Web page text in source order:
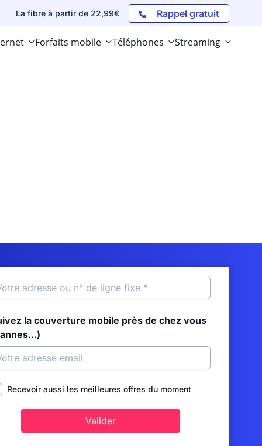
La fibre à partir de 22,99€ Rappel gratuit
Forfaits mobile Téléphones Streaming
la couverture mobile près de chez vous
Recevoir aussi les meilleures offres du moment
Valider